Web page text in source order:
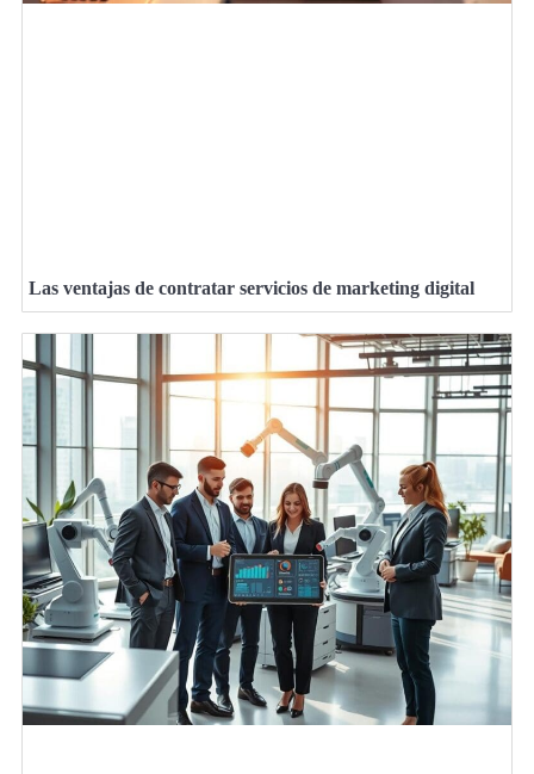
Las ventajas de contratar servicios de marketing digital